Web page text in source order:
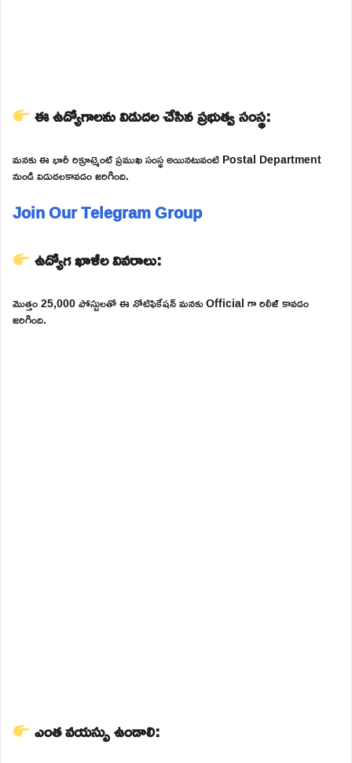
ఈ ఉద్యోగాలను విడుదల చేసిన ప్రభుత్వ సంస్థ:
మనకు ఈ భారీ రిక్రూట్మెంట్ ప్రముఖ సంస్థ అయినటువంటి Postal Department
నుండి విడుదలకావడం జరిగింది.
Join Our Telegram Group
ఉద్యోగ ఖాళీల వివరాలు:
మొత్తం 25,000 పోస్టులతో ఈ నోటిఫికేషన్ మనకు Official గా రిలీజ్ కావడం
జరిగింది.
ఎంత వయస్సు ఉండాలి: